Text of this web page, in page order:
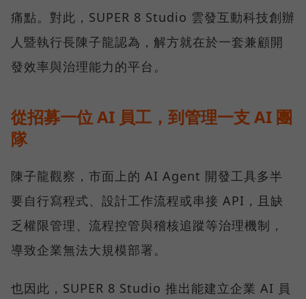
痛點。對此，SUPER 8 Studio 雲發互動科技創辦
人暨執行長陳子龍認為，解方就在於一套兼顧開
發效率與治理能力的平台。
從招募一位 AI 員工，到管理一支 AI 團
隊
陳子龍觀察，市面上的 AI Agent 開發工具多半
要自行寫程式、設計工作流程或串接 API，且缺
乏權限管理、流程控管與稽核追蹤等治理機制，
導致企業無法大規模部署。
也因此，SUPER 8 Studio 推出能建立企業 AI 員